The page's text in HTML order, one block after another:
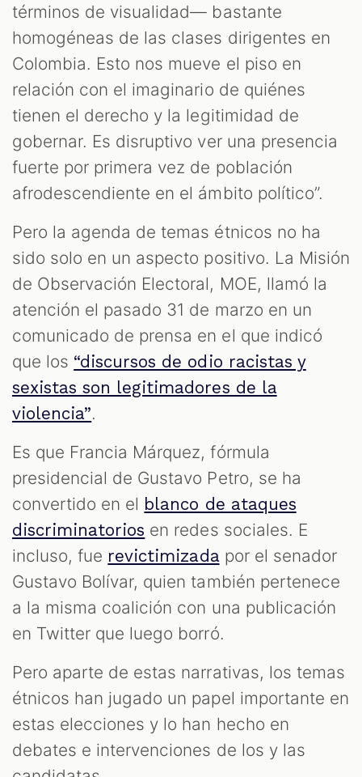
términos de visualidad— bastante
homogéneas de las clases dirigentes en
Colombia. Esto nos mueve el piso en
relación con el imaginario de quiénes
tienen el derecho y la legitimidad de
gobernar. Es disruptivo ver una presencia
fuerte por primera vez de población
afrodescendiente en el ámbito político”.
Pero la agenda de temas étnicos no ha
sido solo en un aspecto positivo. La Misión
de Observación Electoral, MOE, llamó la
atención el pasado 31 de marzo en un
comunicado de prensa en el que indicó
que los “discursos de odio racistas y
sexistas son legitimadores de la
violencia”.
Es que Francia Márquez, fórmula
presidencial de Gustavo Petro, se ha
convertido en el blanco de ataques
discriminatorios en redes sociales. E
incluso, fue revictimizadapor el senador
Gustavo Bolívar, quien también pertenece
a la misma coalición con una publicación
en Twitter que luego borró.
Pero aparte de estas narrativas, los temas
étnicos han jugado un papel importante en
estas elecciones y lo han hecho en
debates e intervenciones de los y las